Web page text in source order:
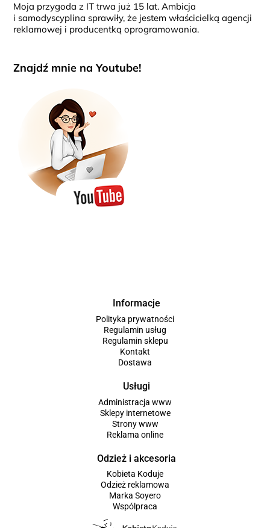
Moja przygoda z IT trwa już 15 lat. Ambicja
i samodyscyplina sprawiły, że jestem właścicielką agencji
reklamowej i producentką oprogramowania.
Znajdź mnie na Youtube!
Informacje
Polityka prywatności
Regulamin usług
Regulamin sklepu
Kontakt
Dostawa
Usługi
Administracja www
Sklepy internetowe
Strony www
Reklama online
Odzież i akcesoria
Kobieta Koduje
Odzież reklamowa
Marka Soyero
Wspólpraca